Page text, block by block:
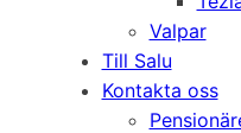
Valpar
Till Salu
Kontakta oss